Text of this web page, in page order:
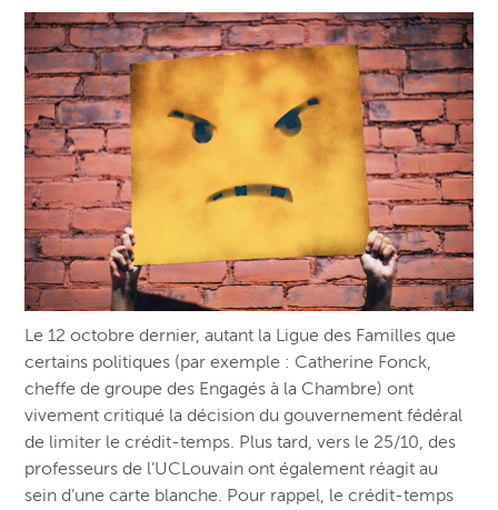
Le 12 octobre dernier, autant la Ligue des Familles que
certains politiques (par exemple : Catherine Fonck,
cheffe de groupe des Engagés à la Chambre) ont
vivement critiqué la décision du gouvernement fédéral
de limiter le crédit-temps. Plus tard, vers le 25/10, des
professeurs de l’UCLouvain ont également réagit au
sein d’une carte blanche. Pour rappel, le crédit-temps